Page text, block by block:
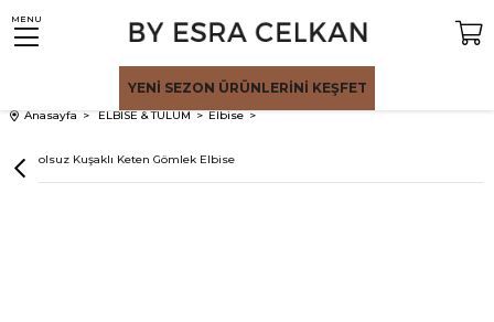
MENU
YENİ SEZON ÜRÜNLERİNİ KEŞFET
Anasayfa ELBİSE & TULUM Elbise
Bej Kolsuz Kuşaklı Keten Gömlek Elbise